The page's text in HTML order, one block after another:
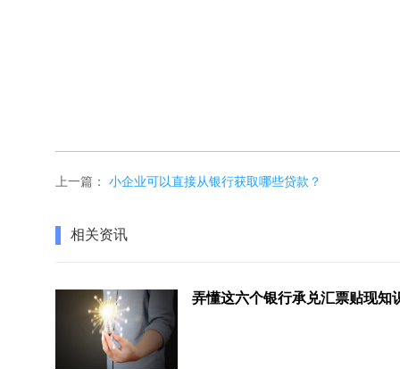
上一篇： 小企业可以直接从银行获取哪些贷款？
相关资讯